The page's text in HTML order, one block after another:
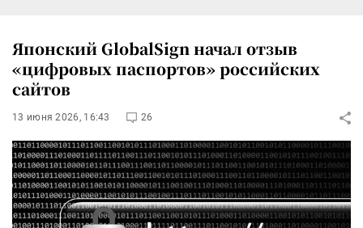
Японский GlobalSign начал отзыв
«цифровых паспортов» российских
сайтов
13 июня 2026, 16:43 26